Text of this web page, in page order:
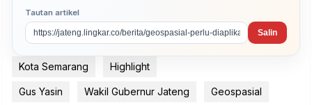
Tautan artikel
Salin
Kota Semarang Highlight
Gus Yasin Wakil Gubernur Jateng Geospasial